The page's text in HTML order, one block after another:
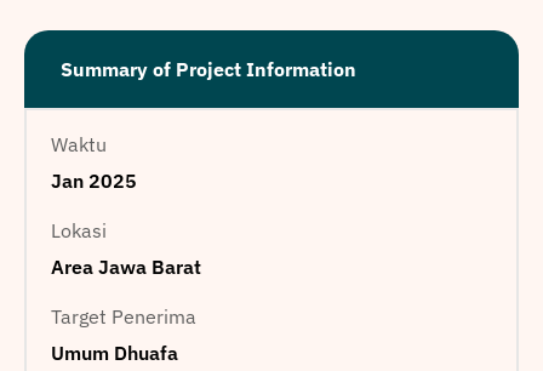
Summary of Project Information
Waktu
Jan 2025
Lokasi
Area Jawa Barat
Target Penerima
Umum Dhuafa